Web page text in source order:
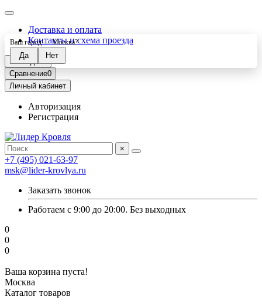
Доставка и оплата
Контакты и схема проезда
Закладки0
Сравнение0
Личный кабинет
Авторизация
Регистрация
×
+7 (495) 021-63-97
msk@lider-krovlya.ru
Заказать звонок
Работаем с 9:00 до 20:00. Без выходных
0
0
0
Ваша корзина пуста!
Москва
Ваш город —Москва?
Каталог товаров